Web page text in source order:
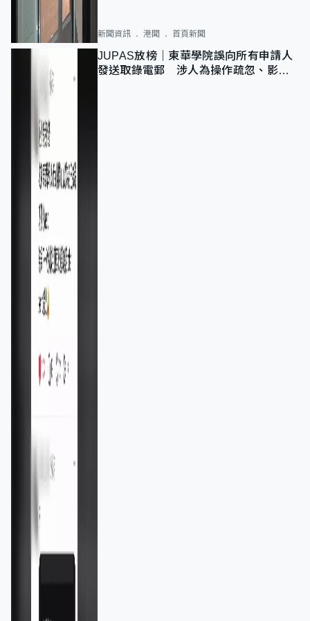
新聞資訊 港聞 首頁新聞
JUPAS放榜｜東華學院誤向所有申請人
發送取錄電郵 涉人為操作疏忽、影響